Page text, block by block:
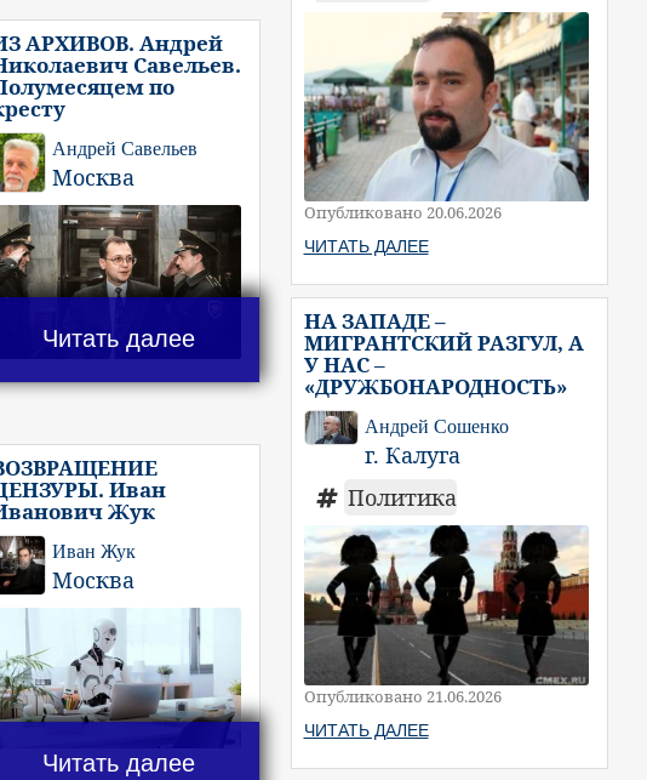
АРХИВОВ. Андрей
Савельев.
по
Андрей Савельев
Москва
Читать далее
Иван
Жук
Иван Жук
Москва
Читать далее
Опубликовано 20.06.2026
ЧИТАТЬ ДАЛЕЕ
НА ЗАПАДЕ –
МИГРАНТСКИЙ РАЗГУЛ, А
У НАС –
«ДРУЖБОНАРОДНОСТЬ»
Андрей Сошенко
г. Калуга
Политика
Опубликовано 21.06.2026
ЧИТАТЬ ДАЛЕЕ